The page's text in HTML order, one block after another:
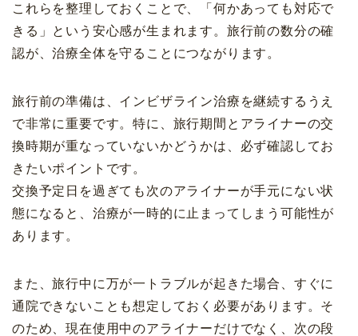
これらを整理しておくことで、「何かあっても対応で
きる」という安心感が生まれます。旅行前の数分の確
認が、治療全体を守ることにつながります。
旅行前の準備は、インビザライン治療を継続するうえ
で非常に重要です。特に、旅行期間とアライナーの交
換時期が重なっていないかどうかは、必ず確認してお
きたいポイントです。
交換予定日を過ぎても次のアライナーが手元にない状
態になると、治療が一時的に止まってしまう可能性が
あります。
また、旅行中に万が一トラブルが起きた場合、すぐに
通院できないことも想定しておく必要があります。そ
のため、現在使用中のアライナーだけでなく、次の段